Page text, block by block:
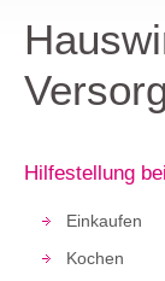
Hilfestellung
Einkaufen
Kochen